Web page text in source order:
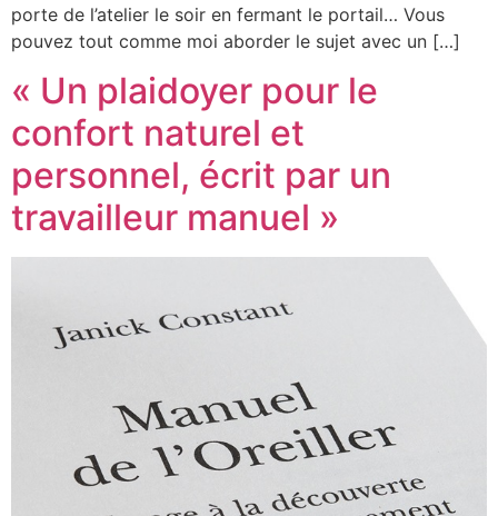
porte de l’atelier le soir en fermant le portail… Vous
pouvez tout comme moi aborder le sujet avec un […]
« Un plaidoyer pour le
confort naturel et
personnel, écrit par un
travailleur manuel »